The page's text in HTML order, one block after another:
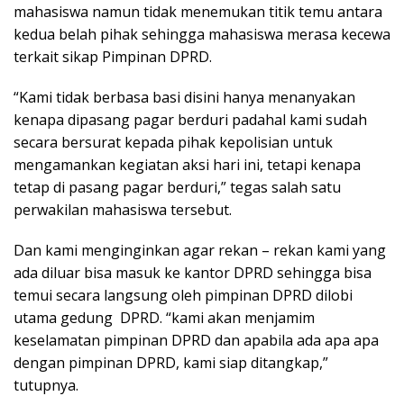
mahasiswa namun tidak menemukan titik temu antara
kedua belah pihak sehingga mahasiswa merasa kecewa
terkait sikap Pimpinan DPRD.
“Kami tidak berbasa basi disini hanya menanyakan
kenapa dipasang pagar berduri padahal kami sudah
secara bersurat kepada pihak kepolisian untuk
mengamankan kegiatan aksi hari ini, tetapi kenapa
tetap di pasang pagar berduri,” tegas salah satu
perwakilan mahasiswa tersebut.
Dan kami menginginkan agar rekan – rekan kami yang
ada diluar bisa masuk ke kantor DPRD sehingga bisa
temui secara langsung oleh pimpinan DPRD dilobi
utama gedung DPRD. “kami akan menjamim
keselamatan pimpinan DPRD dan apabila ada apa apa
dengan pimpinan DPRD, kami siap ditangkap,”
tutupnya.